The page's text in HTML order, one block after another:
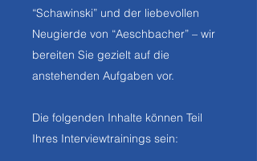
“Schawinski” und der liebevollen
Neugierde von “Aeschbacher” – wir
bereiten Sie gezielt auf die
anstehenden Aufgaben vor.
Die folgenden Inhalte können Teil
Ihres Interviewtrainings sein: